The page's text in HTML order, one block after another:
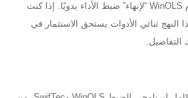
وحلول الانبعاثات أثناء استخدام WinOLS “لإنهاء” ضبط الأداء يدويًا. إذا كنت
ثنائي الأدوات يستحق الاستثمار في
التفاصيل.